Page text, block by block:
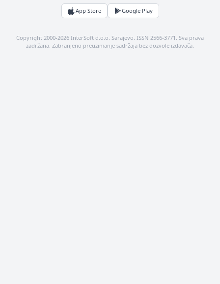
App Store Google Play
Copyright 2000-2026 InterSoft d.o.o. Sarajevo. ISSN 2566-3771. Sva prava
zadržana. Zabranjeno preuzimanje sadržaja bez dozvole izdavača.